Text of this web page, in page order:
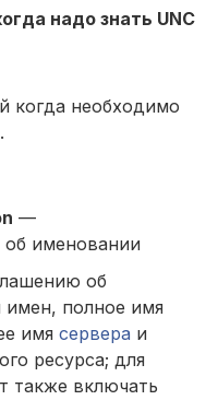
надо знать UNC
когда необходимо
—
об именовании
об
имен, полное имя
имя сервера и
ресурса; для
также включать